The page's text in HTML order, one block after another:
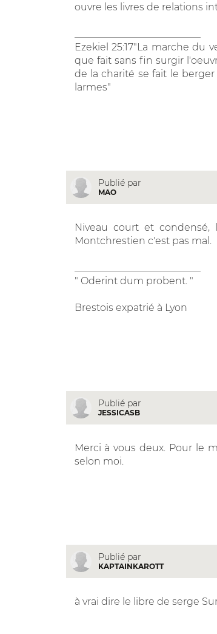
ouvre les livres de relations
Ezekiel 25:17"La marche du
que fait sans fin surgir
de la charité se fait le
larmes"
Publié par
MAO
Niveau court et condensé,
Montchrestien c'est pas mal.
" Oderint dum probent. "
Brestois expatrié à Lyon
Publié par
JESSICASB
Merci à vous deux. Pour le
selon moi.
Publié par
KAPTAINKAROTT
à vrai dire le libre de serge